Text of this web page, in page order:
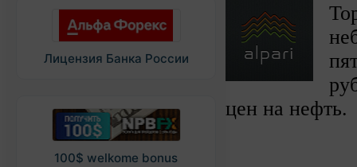
Лицензия Банка России
100$ welkome bonus
цен на нефть.